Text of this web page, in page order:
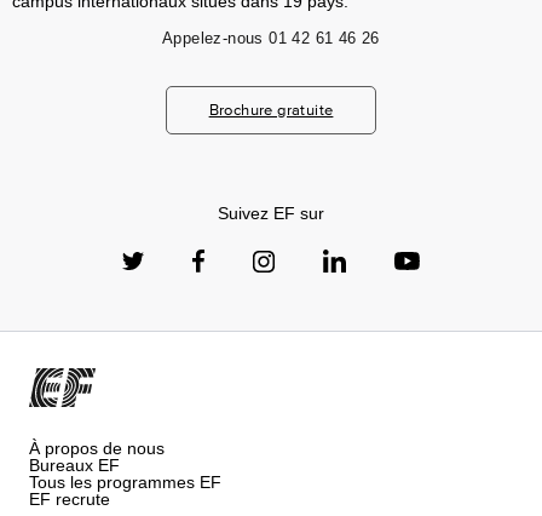
Appelez-nous 01 42 61 46 26
Brochure gratuite
Suivez EF sur
À propos de nous
Bureaux EF
Tous les programmes EF
EF recrute